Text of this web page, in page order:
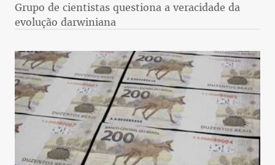
Grupo de cientistas questiona a veracidade da
evolução darwiniana